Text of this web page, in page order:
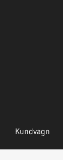
Kundvagn